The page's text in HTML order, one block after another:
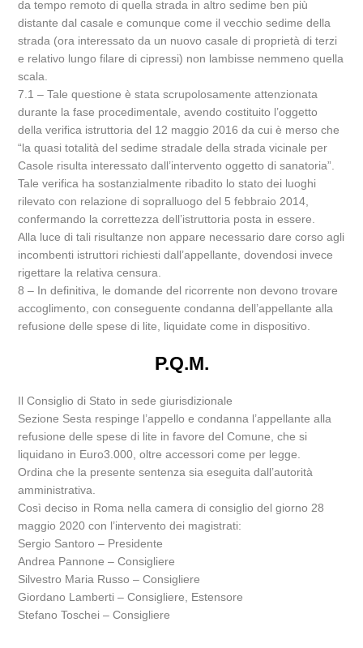
da tempo remoto di quella strada in altro sedime ben più
distante dal casale e comunque come il vecchio sedime della
strada (ora interessato da un nuovo casale di proprietà di terzi
e relativo lungo filare di cipressi) non lambisse nemmeno quella
scala.
7.1 – Tale questione è stata scrupolosamente attenzionata
durante la fase procedimentale, avendo costituito l’oggetto
della verifica istruttoria del 12 maggio 2016 da cui è merso che
“la quasi totalità del sedime stradale della strada vicinale per
Casole risulta interessato dall’intervento oggetto di sanatoria”.
Tale verifica ha sostanzialmente ribadito lo stato dei luoghi
rilevato con relazione di sopralluogo del 5 febbraio 2014,
confermando la correttezza dell’istruttoria posta in essere.
Alla luce di tali risultanze non appare necessario dare corso agli
incombenti istruttori richiesti dall’appellante, dovendosi invece
rigettare la relativa censura.
8 – In definitiva, le domande del ricorrente non devono trovare
accoglimento, con conseguente condanna dell’appellante alla
refusione delle spese di lite, liquidate come in dispositivo.
P.Q.M.
Il Consiglio di Stato in sede giurisdizionale
Sezione Sesta respinge l’appello e condanna l’appellante alla
refusione delle spese di lite in favore del Comune, che si
liquidano in Euro3.000, oltre accessori come per legge.
Ordina che la presente sentenza sia eseguita dall’autorità
amministrativa.
Così deciso in Roma nella camera di consiglio del giorno 28
maggio 2020 con l’intervento dei magistrati:
Sergio Santoro – Presidente
Andrea Pannone – Consigliere
Silvestro Maria Russo – Consigliere
Giordano Lamberti – Consigliere, Estensore
Stefano Toschei – Consigliere